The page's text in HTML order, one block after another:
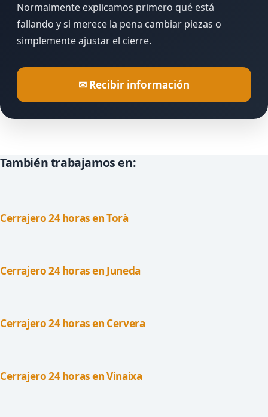
Normalmente explicamos primero qué está
fallando y si merece la pena cambiar piezas o
simplemente ajustar el cierre.
✉ Recibir información
También trabajamos en:
Cerrajero 24 horas en Torà
Cerrajero 24 horas en Juneda
Cerrajero 24 horas en Cervera
Cerrajero 24 horas en Vinaixa